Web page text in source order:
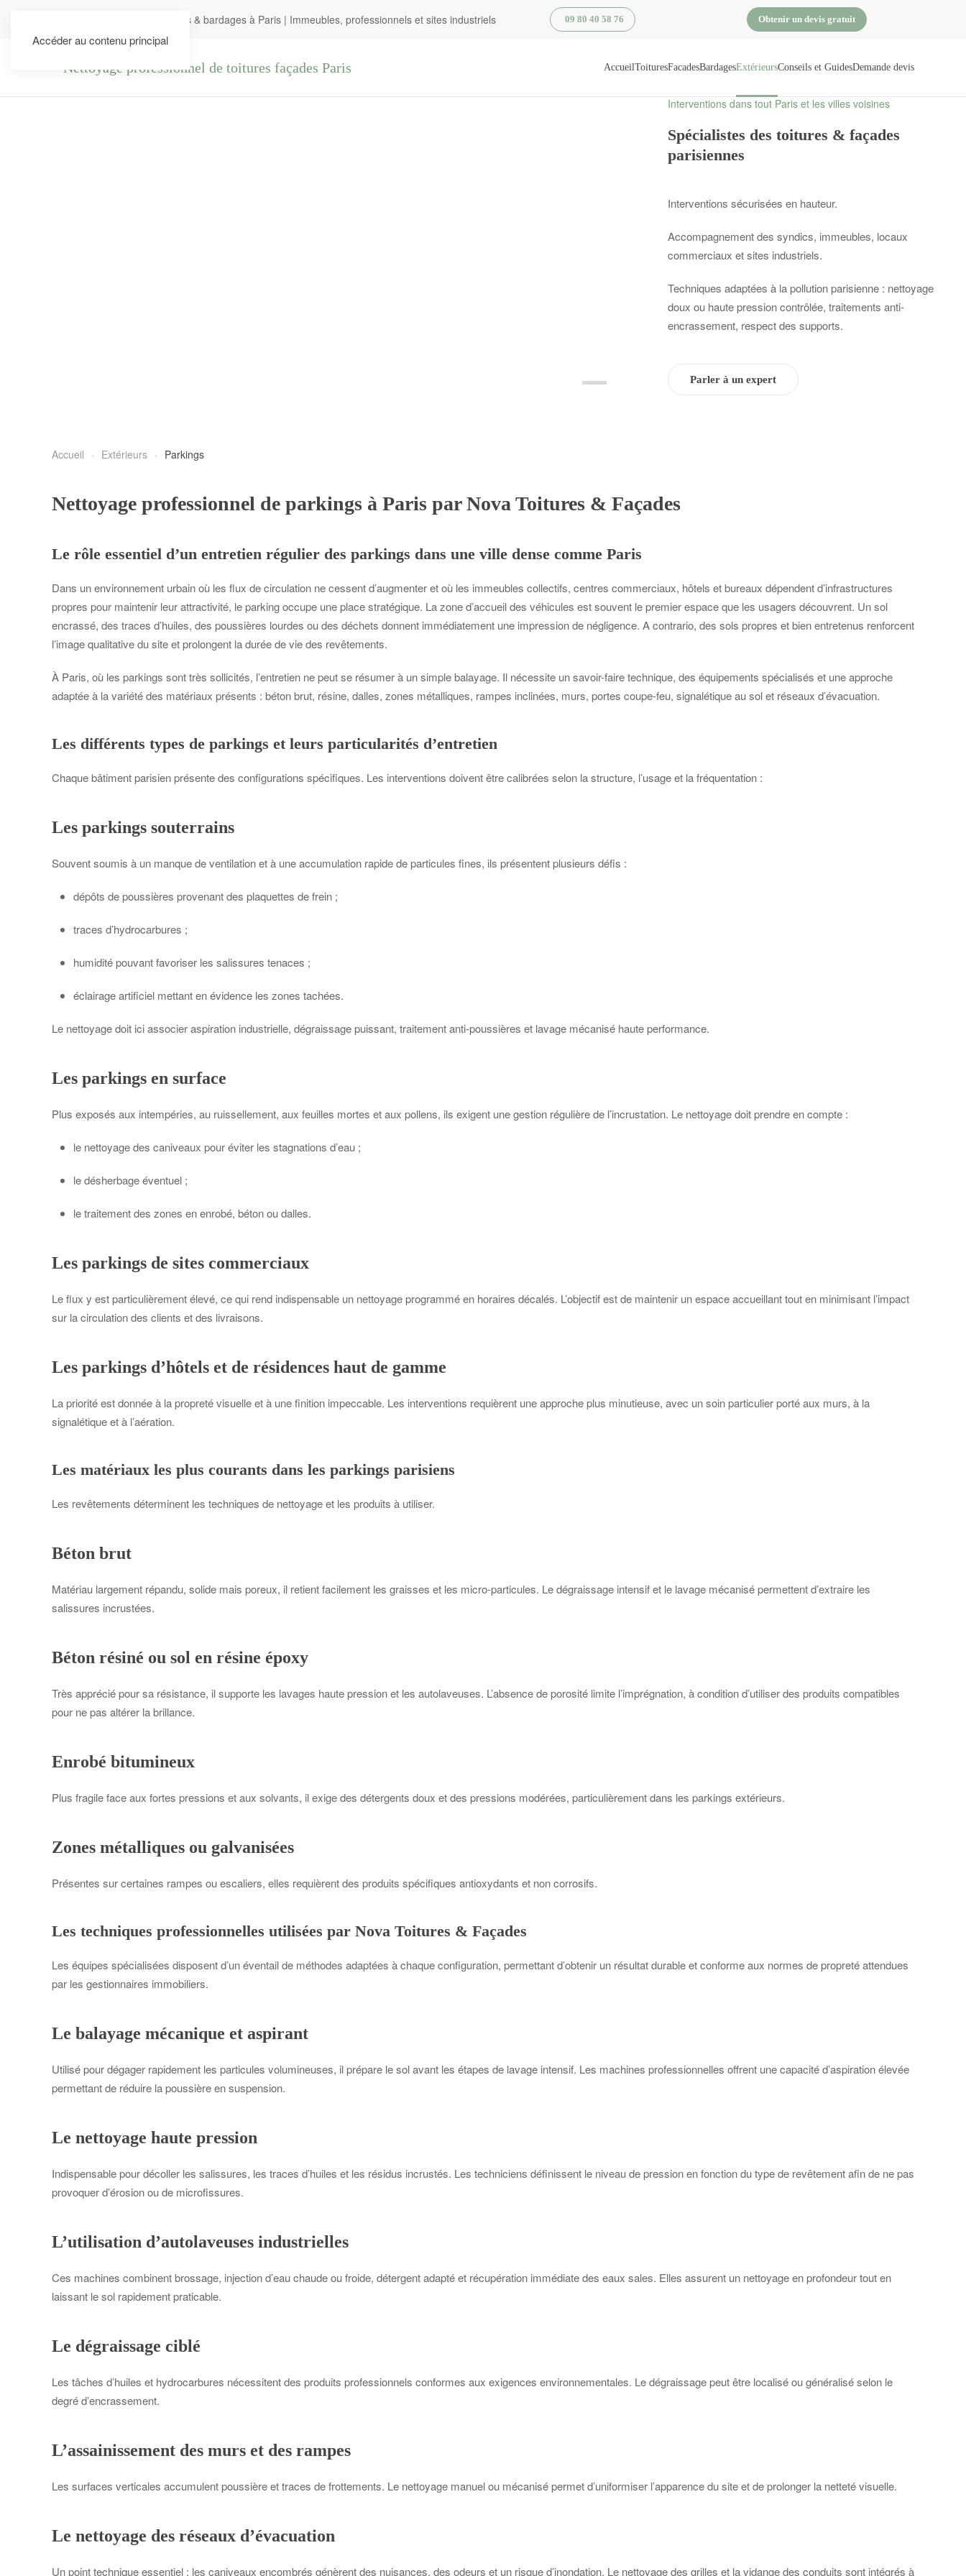
Accéder au contenu principal
Nettoyage de toitures, façades & bardages à Paris | Immeubles, professionnels et sites industriels 09 80 40 58 76 Obtenir un devis gratuit
AccueilToituresFacadesBardagesExtérieursConseils et GuidesDemande devis
Interventions dans tout Paris et les villes voisines
Spécialistes des toitures & façades
parisiennes
Interventions sécurisées en hauteur.
Accompagnement des syndics, immeubles, locaux
commerciaux et sites industriels.
Techniques adaptées à la pollution parisienne : nettoyage
doux ou haute pression contrôlée, traitements anti-
encrassement, respect des supports.
Parler à un expert
Accueil Extérieurs Parkings
Nettoyage professionnel de parkings à Paris par Nova Toitures & Façades
Le rôle essentiel d’un entretien régulier des parkings dans une ville dense comme Paris
Dans un environnement urbain où les flux de circulation ne cessent d’augmenter et où les immeubles collectifs, centres commerciaux, hôtels et bureaux dépendent d’infrastructures
propres pour maintenir leur attractivité, le parking occupe une place stratégique. La zone d’accueil des véhicules est souvent le premier espace que les usagers découvrent. Un sol
encrassé, des traces d’huiles, des poussières lourdes ou des déchets donnent immédiatement une impression de négligence. A contrario, des sols propres et bien entretenus renforcent
l’image qualitative du site et prolongent la durée de vie des revêtements.
À Paris, où les parkings sont très sollicités, l’entretien ne peut se résumer à un simple balayage. Il nécessite un savoir-faire technique, des équipements spécialisés et une approche
adaptée à la variété des matériaux présents : béton brut, résine, dalles, zones métalliques, rampes inclinées, murs, portes coupe-feu, signalétique au sol et réseaux d’évacuation.
Les différents types de parkings et leurs particularités d’entretien
Chaque bâtiment parisien présente des configurations spécifiques. Les interventions doivent être calibrées selon la structure, l’usage et la fréquentation :
Les parkings souterrains
Souvent soumis à un manque de ventilation et à une accumulation rapide de particules fines, ils présentent plusieurs défis :
dépôts de poussières provenant des plaquettes de frein ;
traces d’hydrocarbures ;
humidité pouvant favoriser les salissures tenaces ;
éclairage artificiel mettant en évidence les zones tachées.
Le nettoyage doit ici associer aspiration industrielle, dégraissage puissant, traitement anti-poussières et lavage mécanisé haute performance.
Les parkings en surface
Plus exposés aux intempéries, au ruissellement, aux feuilles mortes et aux pollens, ils exigent une gestion régulière de l’incrustation. Le nettoyage doit prendre en compte :
le nettoyage des caniveaux pour éviter les stagnations d’eau ;
le désherbage éventuel ;
le traitement des zones en enrobé, béton ou dalles.
Les parkings de sites commerciaux
Le flux y est particulièrement élevé, ce qui rend indispensable un nettoyage programmé en horaires décalés. L’objectif est de maintenir un espace accueillant tout en minimisant l’impact
sur la circulation des clients et des livraisons.
Les parkings d’hôtels et de résidences haut de gamme
La priorité est donnée à la propreté visuelle et à une finition impeccable. Les interventions requièrent une approche plus minutieuse, avec un soin particulier porté aux murs, à la
signalétique et à l’aération.
Les matériaux les plus courants dans les parkings parisiens
Les revêtements déterminent les techniques de nettoyage et les produits à utiliser.
Béton brut
Matériau largement répandu, solide mais poreux, il retient facilement les graisses et les micro-particules. Le dégraissage intensif et le lavage mécanisé permettent d’extraire les
salissures incrustées.
Béton résiné ou sol en résine époxy
Très apprécié pour sa résistance, il supporte les lavages haute pression et les autolaveuses. L’absence de porosité limite l’imprégnation, à condition d’utiliser des produits compatibles
pour ne pas altérer la brillance.
Enrobé bitumineux
Plus fragile face aux fortes pressions et aux solvants, il exige des détergents doux et des pressions modérées, particulièrement dans les parkings extérieurs.
Zones métalliques ou galvanisées
Présentes sur certaines rampes ou escaliers, elles requièrent des produits spécifiques antioxydants et non corrosifs.
Les techniques professionnelles utilisées par Nova Toitures & Façades
Les équipes spécialisées disposent d’un éventail de méthodes adaptées à chaque configuration, permettant d’obtenir un résultat durable et conforme aux normes de propreté attendues
par les gestionnaires immobiliers.
Le balayage mécanique et aspirant
Utilisé pour dégager rapidement les particules volumineuses, il prépare le sol avant les étapes de lavage intensif. Les machines professionnelles offrent une capacité d’aspiration élevée
permettant de réduire la poussière en suspension.
Le nettoyage haute pression
Indispensable pour décoller les salissures, les traces d’huiles et les résidus incrustés. Les techniciens définissent le niveau de pression en fonction du type de revêtement afin de ne pas
provoquer d’érosion ou de microfissures.
L’utilisation d’autolaveuses industrielles
Ces machines combinent brossage, injection d’eau chaude ou froide, détergent adapté et récupération immédiate des eaux sales. Elles assurent un nettoyage en profondeur tout en
laissant le sol rapidement praticable.
Le dégraissage ciblé
Les tâches d’huiles et hydrocarbures nécessitent des produits professionnels conformes aux exigences environnementales. Le dégraissage peut être localisé ou généralisé selon le
degré d’encrassement.
L’assainissement des murs et des rampes
Les surfaces verticales accumulent poussière et traces de frottements. Le nettoyage manuel ou mécanisé permet d’uniformiser l’apparence du site et de prolonger la netteté visuelle.
Le nettoyage des réseaux d’évacuation
Un point technique essentiel : les caniveaux encombrés génèrent des nuisances, des odeurs et un risque d’inondation. Le nettoyage des grilles et la vidange des conduits sont intégrés à